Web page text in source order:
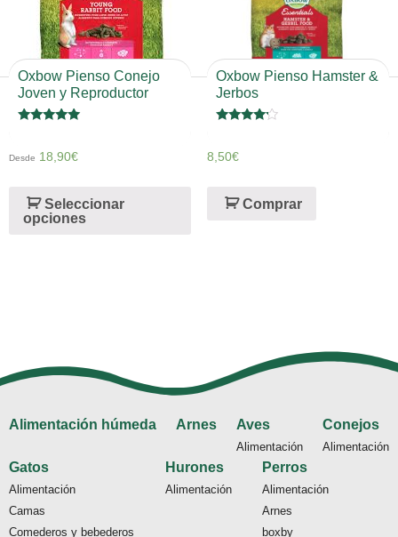
Oxbow Pienso Conejo
Joven y Reproductor
de 5
Desde 18,90€
Seleccionar
opciones
Oxbow Pienso Hamster &
Jerbos
4
de 5
8,50€
Comprar
Alimentación húmeda Arnes Aves
Alimentación
Conejos
Alimentación
Gatos
Alimentación
Camas
Comederos y bebederos
Hurones
Alimentación
Perros
Alimentación
Arnes
boxby